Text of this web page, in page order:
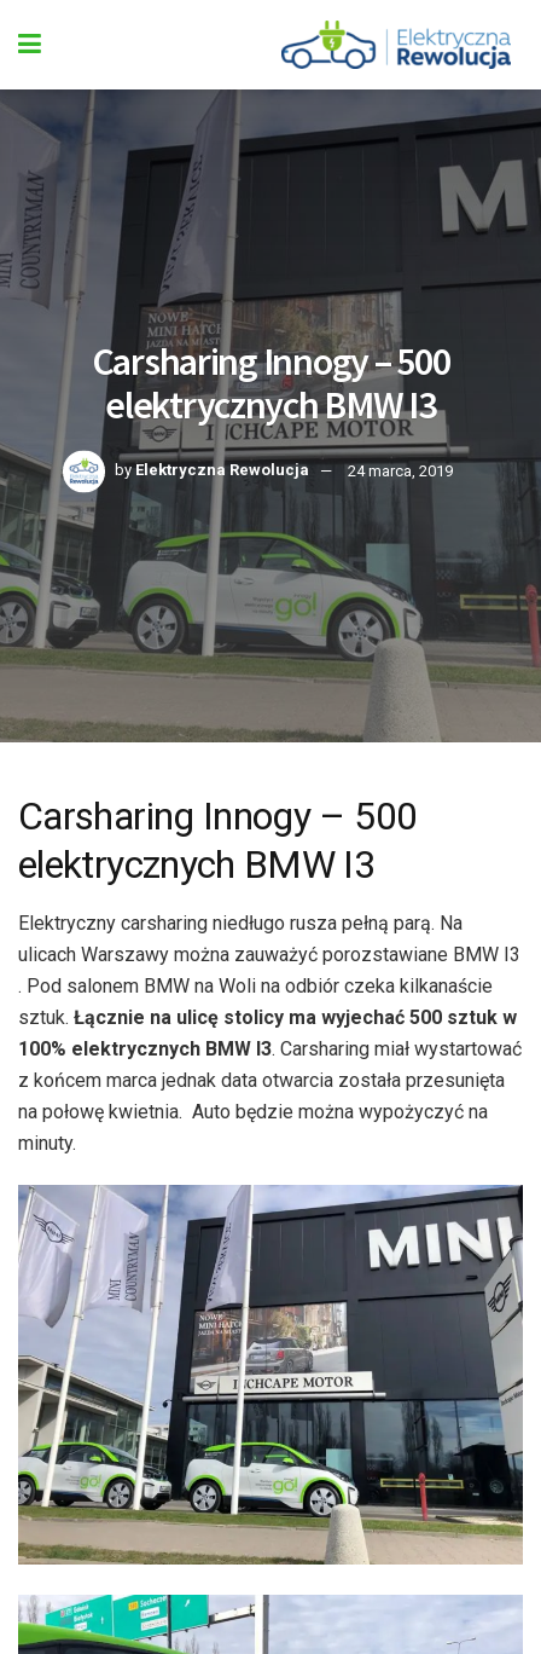
Carsharing Innogy – 500
elektrycznych BMW I3
by Elektryczna Rewolucja 24 marca, 2019
Carsharing Innogy – 500
elektrycznych BMW I3
Elektryczny carsharing niedługo rusza pełną parą. Na
ulicach Warszawy można zauważyć porozstawiane BMW I3
. Pod salonem BMW na Woli na odbiór czeka kilkanaście
sztuk. Łącznie na ulicę stolicy ma wyjechać 500 sztuk w
100% elektrycznych BMW I3. Carsharing miał wystartować
z końcem marca jednak data otwarcia została przesunięta
na połowę kwietnia. Auto będzie można wypożyczyć na
minuty.